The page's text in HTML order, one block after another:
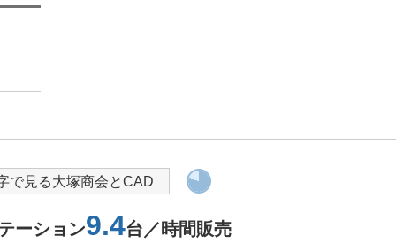
で見る大塚商会とCAD
ーション9.4台／時間販売